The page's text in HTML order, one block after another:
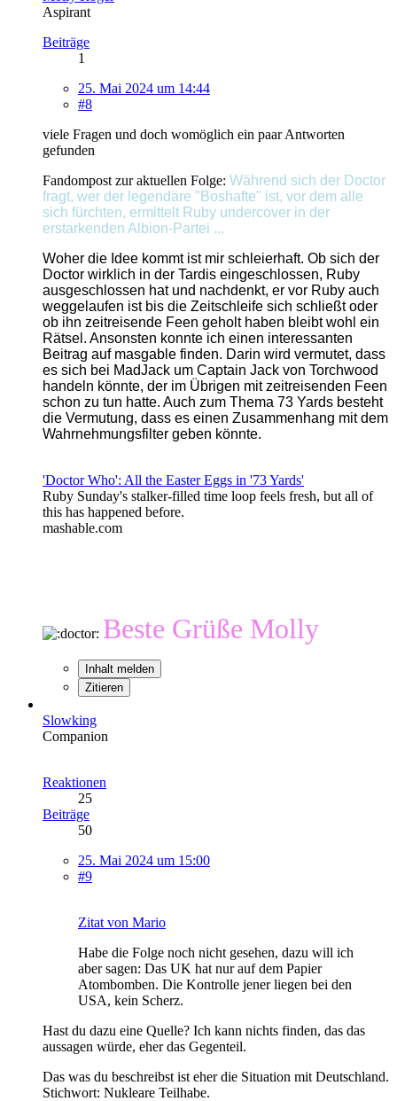
Aspirant
Beiträge
1
25. Mai 2024 um 14:44
#8
viele Fragen und doch womöglich ein paar Antworten
gefunden
Fandompost zur aktuellen Folge: Während sich der Doctor
fragt, wer der legendäre "Boshafte" ist, vor dem alle
sich fürchten, ermittelt Ruby undercover in der
erstarkenden Albion-Partei ...
Woher die Idee kommt ist mir schleierhaft. Ob sich der
Doctor wirklich in der Tardis eingeschlossen, Ruby
ausgeschlossen hat und nachdenkt, er vor Ruby auch
weggelaufen ist bis die Zeitschleife sich schließt oder
ob ihn zeitreisende Feen geholt haben bleibt wohl ein
Rätsel. Ansonsten konnte ich einen interessanten
Beitrag auf masgable finden. Darin wird vermutet, dass
es sich bei MadJack um Captain Jack von Torchwood
handeln könnte, der im Übrigen mit zeitreisenden Feen
schon zu tun hatte. Auch zum Thema 73 Yards besteht
die Vermutung, dass es einen Zusammenhang mit dem
Wahrnehmungsfilter geben könnte.
'Doctor Who': All the Easter Eggs in '73 Yards'
Ruby Sunday's stalker-filled time loop feels fresh, but all of
this has happened before.
mashable.com
Beste Grüße Molly
Inhalt melden
Zitieren
Slowking
Companion
Reaktionen
25
Beiträge
50
25. Mai 2024 um 15:00
#9
Zitat von Mario
Habe die Folge noch nicht gesehen, dazu will ich
aber sagen: Das UK hat nur auf dem Papier
Atombomben. Die Kontrolle jener liegen bei den
USA, kein Scherz.
Hast du dazu eine Quelle? Ich kann nichts finden, das das
aussagen würde, eher das Gegenteil.
Das was du beschreibst ist eher die Situation mit Deutschland.
Stichwort: Nukleare Teilhabe.